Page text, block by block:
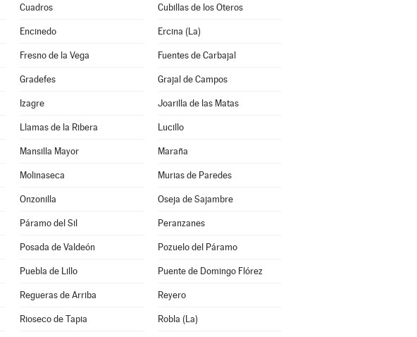
Cuadros Cubillas de los Oteros
Encinedo Ercina (La)
Fresno de la Vega Fuentes de Carbajal
Gradefes Grajal de Campos
Izagre Joarilla de las Matas
Llamas de la Ribera Lucillo
Mansilla Mayor Maraña
Molinaseca Murias de Paredes
Onzonilla Oseja de Sajambre
Páramo del Sil Peranzanes
Posada de Valdeón Pozuelo del Páramo
Puebla de Lillo Puente de Domingo Flórez
Regueras de Arriba Reyero
Rioseco de Tapia Robla (La)